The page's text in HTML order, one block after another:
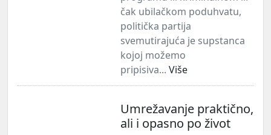
čak ubilačkom poduhvatu,
politička partija
svemutirajuća je supstanca
kojoj možemo
pripisiva... Više
Umrežavanje praktično,
ali i opasno po život